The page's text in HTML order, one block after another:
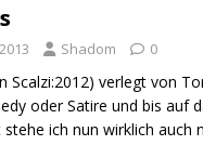
Shadom 0
Scalzi:2012) verlegt von
oder Satire und bis auf
ich nun wirklich